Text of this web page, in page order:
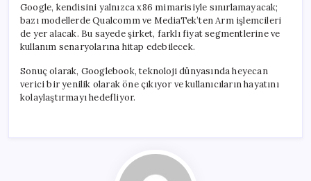
Google, kendisini yalnızca x86 mimarisiyle sınırlamayacak;
bazı modellerde Qualcomm ve MediaTek’ten Arm işlemcileri
de yer alacak. Bu sayede şirket, farklı fiyat segmentlerine ve
kullanım senaryolarına hitap edebilecek.
Sonuç olarak, Googlebook, teknoloji dünyasında heyecan
verici bir yenilik olarak öne çıkıyor ve kullanıcıların hayatını
kolaylaştırmayı hedefliyor.